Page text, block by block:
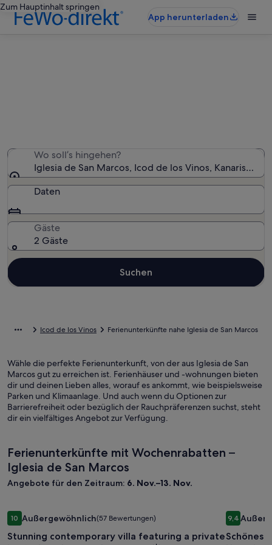
Zum Hauptinhalt springen
App herunterladen
Wo soll’s hingehen?
Iglesia de San Marcos, Icod de los Vinos, Kanarische
Daten
Gäste
2 Gäste
Suchen
Icod de los Vinos Ferienunterkünfte nahe Iglesia de San Marcos
Wähle die perfekte Ferienunterkunft, von der aus Iglesia de San
Marcos gut zu erreichen ist. Ferienhäuser und -wohnungen bieten
dir und deinen Lieben alles, worauf es ankommt, wie beispielsweise
Parken und Klimaanlage. Und auch wenn du Optionen zur
Barrierefreiheit oder bezüglich der Rauchpräferenzen suchst, steht
dir ein vielfältiges Angebot zur Verfügung.
Ferienunterkünfte mit Wochenrabatten –
Iglesia de San Marcos
Angebote für den Zeitraum: 6. Nov.–13. Nov.
Bildergalerie
für
Stunning
1010 von 10, Außergewöhnlich, (57 Bewertungen)
Außergewöhnlich(57 Bewertungen)
Stunning contemporary villa featuring a private
Stunning contemporary villa featuring a private heated
für
Schönes
9,49,4 von
Schönes
Schönes